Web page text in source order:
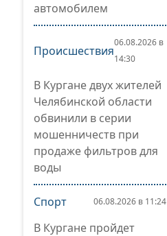
автомобилем
Происшествия
06.08.2026 в
14:30
В Кургане двух жителей
Челябинской области
обвинили в серии
мошенничеств при
продаже фильтров для
воды
Спорт 06.08.2026 в 11:24
В Кургане пройдет